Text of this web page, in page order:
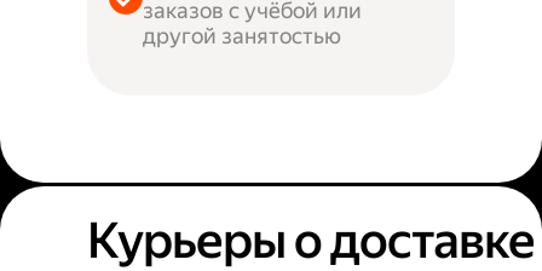
заказов с учёбой или
другой занятостью
Курьеры о доставке